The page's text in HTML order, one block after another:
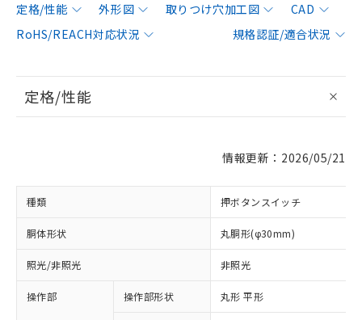
定格/性能 外形図 取りつけ穴加工図
CAD
RoHS/REACH対応状況
規格認証/適合状況
定格/性能
情報更新：2026/05/21
種類 押ボタンスイッチ
胴体形状 丸胴形(φ30mm)
照光/非照光 非照光
操作部 操作部形状 丸形 平形